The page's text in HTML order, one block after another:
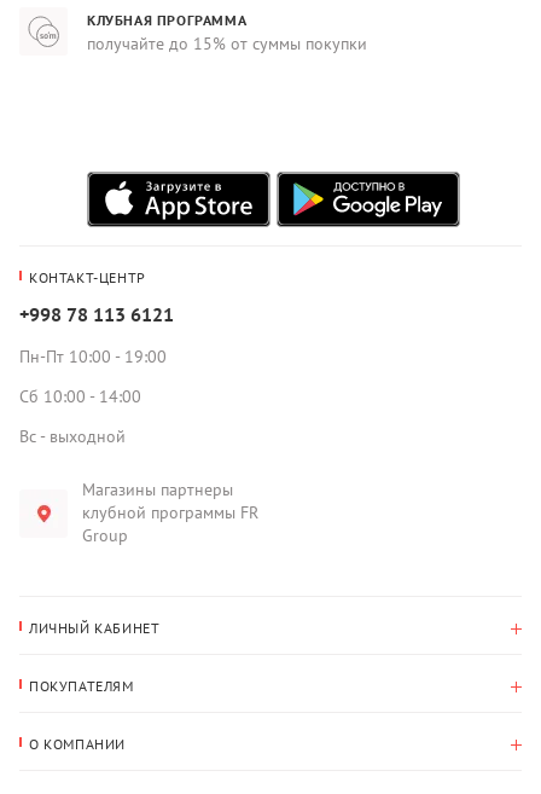
КЛУБНАЯ ПРОГРАММА
получайте до 15% от суммы покупки
КОНТАКТ-ЦЕНТР
+998 78 113 6121
Пн-Пт 10:00 - 19:00
Сб 10:00 - 14:00
Вс - выходной
Магазины партнеры
клубной программы FR
Group
ЛИЧНЫЙ КАБИНЕТ
Адрес для доставки
ПОКУПАТЕЛЯМ
О КОМПАНИИ